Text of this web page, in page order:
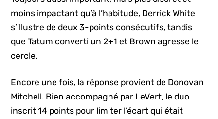
moins impactant qu’à l’habitude, Derrick White
s’illustre de deux 3-points consécutifs, tandis
que Tatum converti un 2+1 et Brown agresse le
cercle.
Encore une fois, la réponse provient de Donovan
Mitchell. Bien accompagné par LeVert, le duo
inscrit 14 points pour limiter l’écart qui était